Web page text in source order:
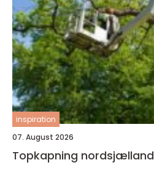
inspiration
07. August 2026
Topkapning nordsjælland